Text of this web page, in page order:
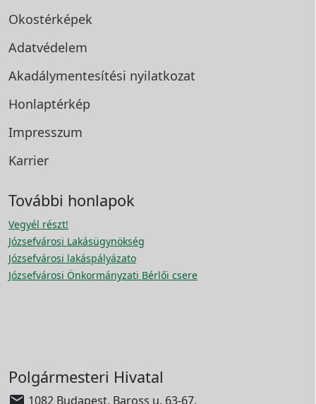
Okostérképek
Adatvédelem
Akadálymentesítési nyilatkozat
Honlaptérkép
Impresszum
Karrier
További honlapok
Vegyél részt!
Józsefvárosi Lakásügynökség
Józsefvárosi lakáspályázato
Józsefvárosi Önkormányzati Bérlői csere
Polgármesteri Hivatal
 1082 Budapest, Baross u. 63-67.